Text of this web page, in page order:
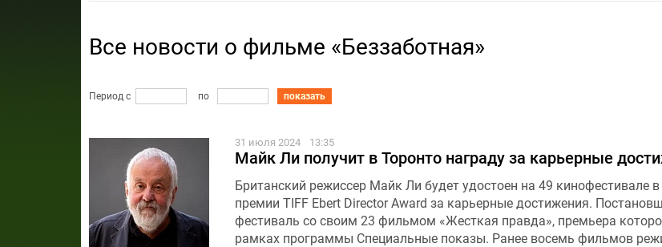
Все новости о фильме «Беззаботная»
Период с по показать
31 июля 2024 13:35
Майк Ли получит в Торонто награду за карьерные
Британский режиссер Майк Ли будет удостоен на 49 кинофестивале в
премии TIFF Ebert Director Award за карьерные достижения.
фестиваль со своим 23 фильмом «Жесткая правда», премьера
рамках программы Специальные показы. Ранее восемь фильмов